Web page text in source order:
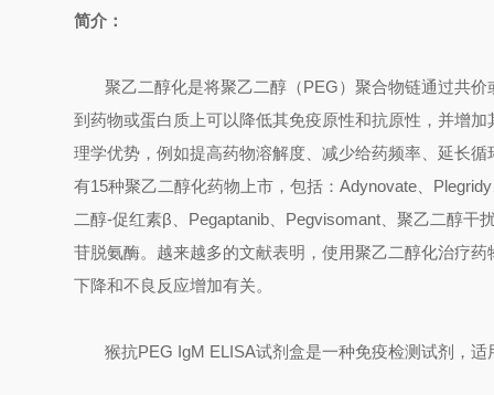
简介：
聚乙二醇化是将聚乙二醇（PEG）聚合物链通过共
到药物或蛋白质上可以降低其免疫原性和抗原性，并增
理学优势，例如提高药物溶解度、减少给药频率、延长
有15种聚乙二醇化药物上市，包括：Adynovate Plegridy
二醇-促红素β、 Pegaptanib Pegvisomant 、聚乙二醇干
苷脱氨酶。越来越多的文献表明，使用聚乙二醇化治疗药
下降和不良反应增加有关。
猴抗PEG IgM ELISA试剂盒是一种免疫检测试剂，